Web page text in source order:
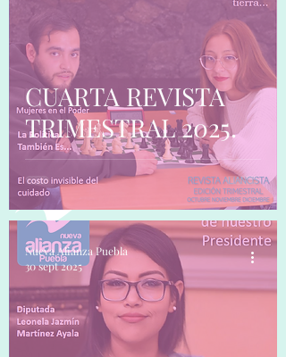
CUARTA REVISTA
TRIMESTRAL 2025.
Nueva Alianza Puebla
30 sept 2025